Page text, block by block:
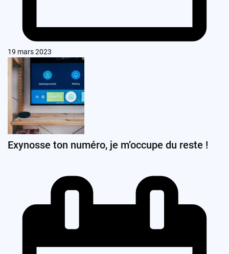
19 mars 2023
Exynosse ton numéro, je m’occupe du reste !